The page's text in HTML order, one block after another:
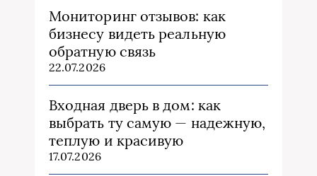
Мониторинг отзывов: как
бизнесу видеть реальную
обратную связь
22.07.2026
Входная дверь в дом: как
выбрать ту самую — надежную,
теплую и красивую
17.07.2026